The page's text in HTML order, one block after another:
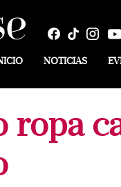
NOTICIAS
ropa